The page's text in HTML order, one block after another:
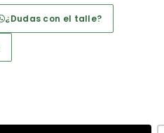
¿Dudas con el talle?